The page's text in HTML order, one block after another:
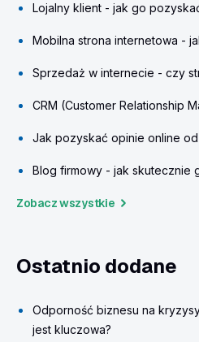
Lojalny klient - jak go
Mobilna strona internetowa -
Sprzedaż w internecie - czy
CRM (Customer Relationship
Jak pozyskać opinie online
Blog firmowy - jak skutecznie
Zobacz wszystkie
Ostatnio dodane
Odporność biznesu na
jest kluczowa?